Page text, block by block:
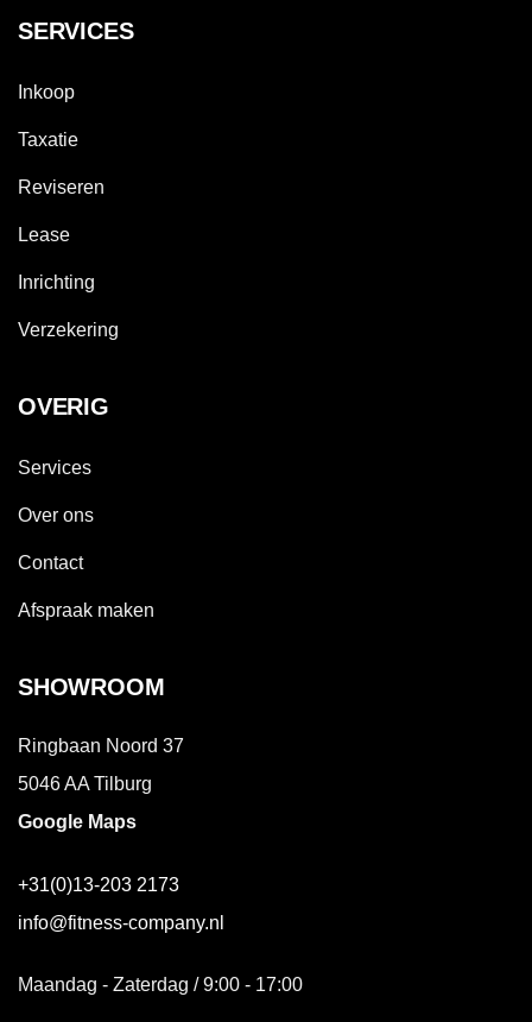
SERVICES
Inkoop
Taxatie
Reviseren
Lease
Inrichting
Verzekering
OVERIG
Services
Over ons
Contact
Afspraak maken
SHOWROOM
Ringbaan Noord 37
5046 AA Tilburg
Google Maps
+31(0)13-203 2173
info@fitness-company.nl
Maandag - Zaterdag / 9:00 - 17:00